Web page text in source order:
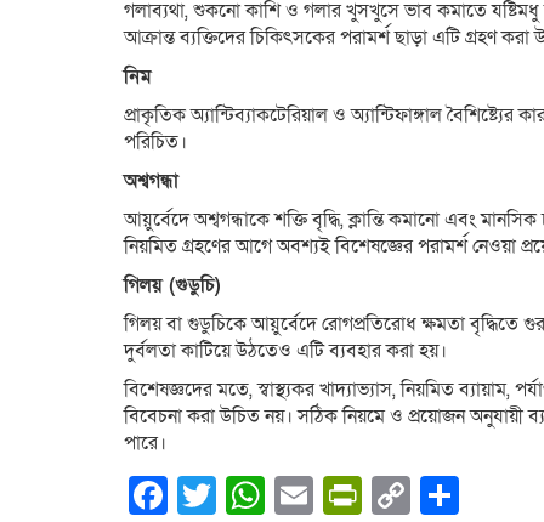
গলাব্যথা, শুকনো কাশি ও গলার খুসখুসে ভাব কমাতে যষ্টিমধু
আক্রান্ত ব্যক্তিদের চিকিৎসকের পরামর্শ ছাড়া এটি গ্রহণ করা
নিম
প্রাকৃতিক অ্যান্টিব্যাকটেরিয়াল ও অ্যান্টিফাঙ্গাল
পরিচিত।
অশ্বগন্ধা
আয়ুর্বেদে অশ্বগন্ধাকে শক্তি বৃদ্ধি, ক্লান্তি কমানো এবং
নিয়মিত গ্রহণের আগে অবশ্যই বিশেষজ্ঞের পরামর্শ নেওয়া
গিলয় (গুডুচি)
গিলয় বা গুডুচিকে আয়ুর্বেদে রোগপ্রতিরোধ ক্ষমতা বৃদ্ধিতে
দুর্বলতা কাটিয়ে উঠতেও এটি ব্যবহার করা হয়।
বিশেষজ্ঞদের মতে, স্বাস্থ্যকর খাদ্যাভ্যাস, নিয়মিত
বিবেচনা করা উচিত নয়। সঠিক নিয়মে ও প্রয়োজন
পারে।
Facebook
Twitter
WhatsApp
EmailCopy